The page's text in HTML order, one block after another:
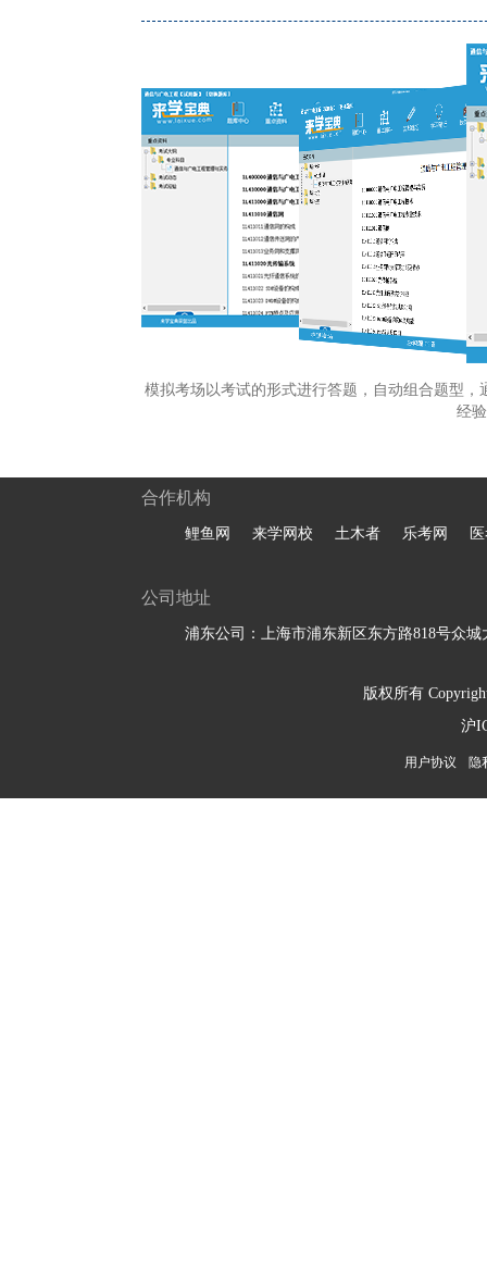
模拟考场以考试的形式进行答题，自动组合题型
经
合作机构
鲤鱼网 来学网校 土木者 乐考网
公司地址
浦东公司：上海市浦东新区东方路818号众城
版权所有
沪
用户协议 隐